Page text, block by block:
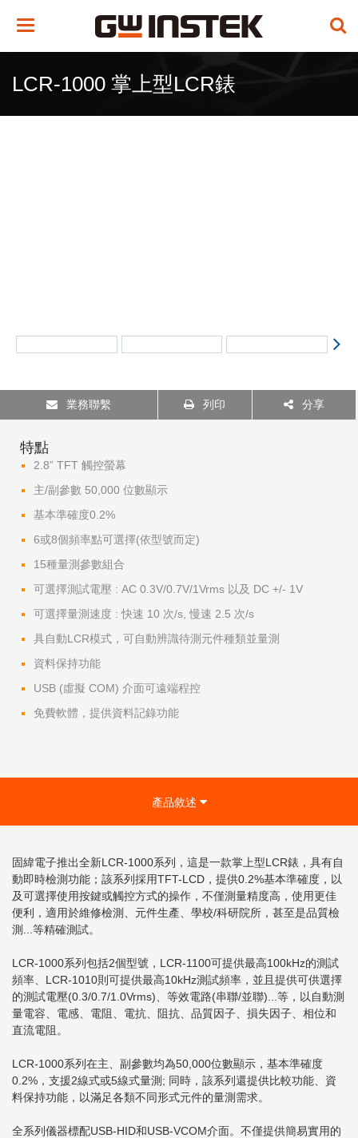
Toggle
LCR-1000 掌上型LCR錶
業務聯繫 列印 分享
特點
2.8” TFT 觸控螢幕
主/副參數 50,000 位數顯示
基本準確度0.2%
6或8個頻率點可選擇(依型號而定)
15種量測參數組合
可選擇測試電壓 : AC 0.3V/0.7V/1Vrms 以及 DC +/- 1V
可選擇量測速度 : 快速 10 次/s, 慢速 2.5 次/s
具自動LCR模式，可自動辨識待測元件種類並量測
資料保持功能
USB (虛擬 COM) 介面可遠端程控
免費軟體，提供資料記錄功能
產品敘述
固緯電子推出全新LCR-1000系列，這是一款掌上型LCR錶，具有自
動即時檢測功能；該系列採用TFT-LCD，提供0.2%基本準確度，以
及可選擇使用按鍵或觸控方式的操作，不僅測量精度高，使用更佳
便利，適用於維修檢測、元件生產、學校/科研院所，甚至是品質檢
測...等精確測試。
LCR-1000系列包括2個型號，LCR-1100可提供最高100kHz的測試
頻率、LCR-1010則可提供最高10kHz測試頻率，並且提供可供選擇
的測試電壓(0.3/0.7/1.0Vrms)、等效電路(串聯/並聯)...等，以自動測
量電容、電感、電阻、電抗、阻抗、品質因子、損失因子、相位和
直流電阻。
LCR-1000系列在主、副參數均為50,000位數顯示，基本準確度
0.2%，支援2線式或5線式量測; 同時，該系列還提供比較功能、資
料保持功能，以滿足各類不同形式元件的量測需求。
全系列儀器標配USB-HID和USB-VCOM介面。不僅提供簡易實用的